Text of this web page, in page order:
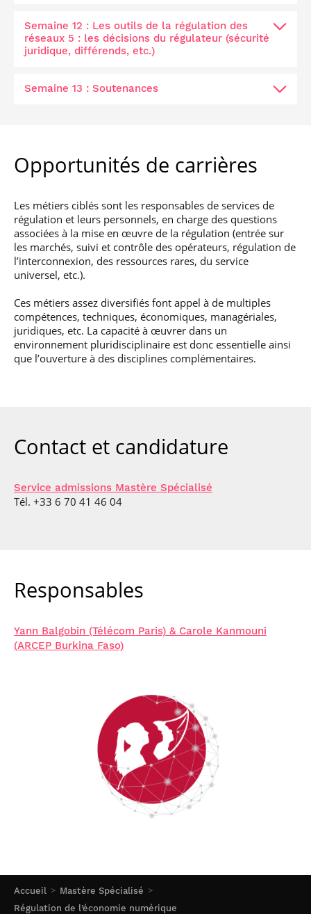
Accueil
Mastère Spécialisé
Régulation de l’économie numérique
Semaine 12 : Les outils de la régulation des
réseaux 5 : les décisions du régulateur (sécurité
juridique, différends, etc.)
Semaine 13 : Soutenances
Opportunités de carrières
Les métiers ciblés sont les responsables de services de
régulation et leurs personnels, en charge des questions
associées à la mise en œuvre de la régulation (entrée sur
les marchés, suivi et contrôle des opérateurs, régulation de
l’interconnexion, des ressources rares, du service
universel, etc.).
Ces métiers assez diversifiés font appel à de multiples
compétences, techniques, économiques, managériales,
juridiques, etc. La capacité à œuvrer dans un
environnement pluridisciplinaire est donc essentielle ainsi
que l’ouverture à des disciplines complémentaires.
Contact et candidature
Service admissions Mastère Spécialisé
Tél. +33 6 70 41 46 04
Responsables
Yann Balgobin (Télécom Paris) & Carole Kanmouni
(ARCEP Burkina Faso)